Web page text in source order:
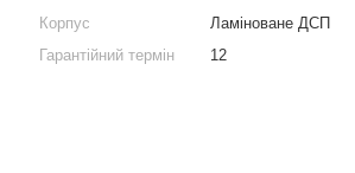
Тумби приліжкові
Багатосекційний стелаж для зберігання
Корпус
Ламіноване ДСП
Гарантійний термін
12